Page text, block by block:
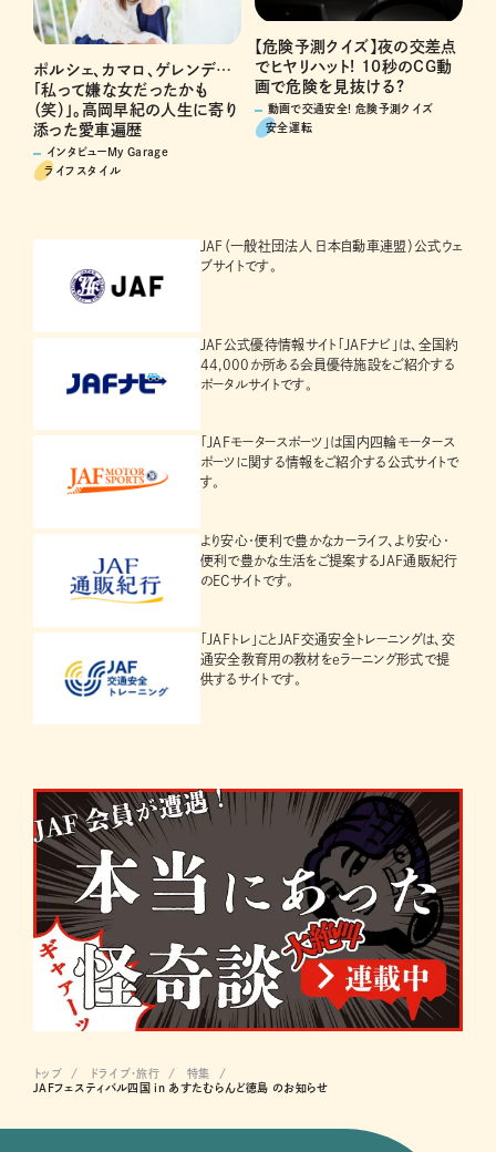
ポルシェ、カマロ、ゲレンデ…
「私って嫌な女だったかも
（笑）」。高岡早紀の人生に寄り
添った愛車遍歴
インタビューMy Garage
ライフスタイル
【危険予測クイズ】夜の交差点
でヒヤリハット! 10秒のCG動
画で危険を見抜ける?
動画で交通安全! 危険予測クイズ
安全運転
JAF（一般社団法人 日本自動車連盟）公式ウェ
ブサイトです。
JAF公式優待情報サイト「JAFナビ」は、全国約
44,000か所ある会員優待施設をご紹介する
ポータルサイトです。
「JAFモータースポーツ」は国内四輪モータース
ポーツに関する情報をご紹介する公式サイトで
す。
より安心・便利で豊かなカーライフ、より安心・
便利で豊かな生活をご提案するJAF通販紀行
のECサイトです。
「JAFトレ」ことJAF交通安全トレーニングは、交
通安全教育用の教材をeラーニング形式で提
供するサイトです。
トップ ドライブ･旅行
特集
JAFフェスティバル四国 in あすたむらんど徳島 のお知らせ